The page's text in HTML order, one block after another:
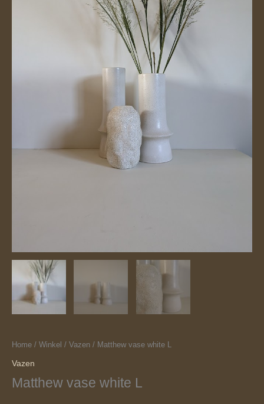
Home / Winkel / Vazen / Matthew vase white L
Vazen
Matthew vase white L